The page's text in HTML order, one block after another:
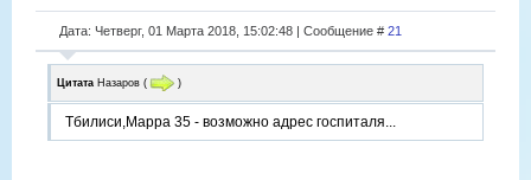
Дата: Четверг, 01 Марта 2018, 15:02:48 | Сообщение # 21
Цитата Назаров ( )
Тбилиси,Марра 35 - возможно адрес госпиталя...